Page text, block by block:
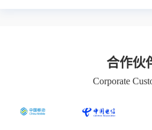
合作伙
Corporate